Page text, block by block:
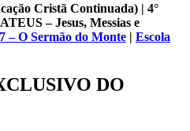
Cristã Continuada) | 4°
– Jesus, Messias e
– O Sermão do Monte | Escola
DO